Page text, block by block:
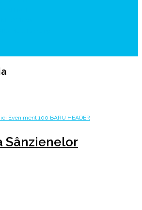
Sânzienelor